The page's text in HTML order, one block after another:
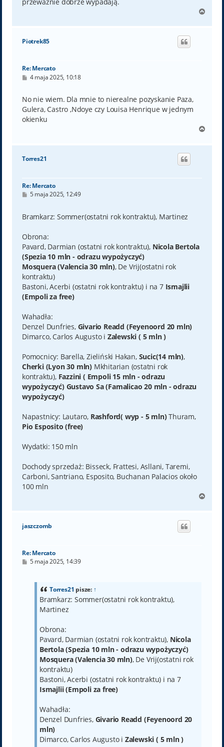
g
Piotrek85
Re: Mercato
P
t
4 maja 2025, 10:18
No nie wiem. Dla mnie to nierealne pozyskanie Paza,
Gulera, Castro ,Ndoye czy Louisa Henrique w jednym
okienku
g
Torres21
Re: Mercato
P
t
5 maja 2025, 12:49
Bramkarz: Sommer(ostatni rok kontraktu), Martinez
Obrona:
Pavard, Darmian (ostatni rok kontraktu),Nicola Bertola
(Spezia 10 mln - odrazu wypożyczyć)
Mosquera (Valencia 30 mln), De Vrij(ostatni rok
kontraktu)
Bastoni, Acerbi (ostatni rok kontraktu) i na 7 Ismajlii
(Empoli za free)
Wahadła:
Denzel Dunfries, Givario Readd (Feyenoord 20 mln)
Dimarco, Carlos Augusto i Zalewski ( 5 mln )
Pomocnicy: Barella, Zieliński Hakan, Sucic(14 mln),
Cherki (Lyon 30 mln)Mkhitarian (ostatni rok
kontraktu), Fazzini ( Empoli 15 mln - odrazu
wypożyczyć) Gustavo Sa (Famalicao 20 mln - odrazu
wypożyczyć)
Napastnicy: Lautaro, Rashford( wyp - 5 mln)Thuram,
Pio Esposito (free)
Wydatki: 150 mln
Dochody sprzedaż: Bisseck, Frattesi, Asllani, Taremi,
Carboni, Santriano, Esposito, Buchanan Palacios około
100 mln
g
jaszczomb
Re: Mercato
P5 maja 2025, 14:39
Torres21 pisze: ↑
Bramkarz: Sommer(ostatni rok kontraktu),
Martinez
Obrona:
Pavard, Darmian (ostatni rok kontraktu),Nicola
Bertola (Spezia 10 mln - odrazu wypożyczyć)
Mosquera (Valencia 30 mln), De Vrij(ostatni rok
kontraktu)
Bastoni, Acerbi (ostatni rok kontraktu) i na 7
Ismajlii (Empoli za free)
Wahadła:
Denzel Dunfries, Givario Readd (Feyenoord 20
mln)
Dimarco, Carlos Augusto i Zalewski ( 5 mln )